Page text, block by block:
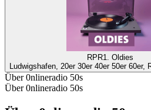
RPR1. Oldies
Ludwigshafen, 20er 30er 40er 50er 60er,
Über 0nlineradio 50s
Über 0nlineradio 50s